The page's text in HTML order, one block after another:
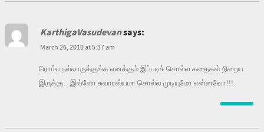
KarthigaVasudevansays:
March 26, 2010 at 5:37 am
ரொம்ப நல்லாருக்குங்க.எனக்கும் இப்படிச் சொல்ல கதைகள் நிறைய
இருக்கு…இவ்ளோ சுவாரஸ்யமா சொல்ல முடியுமோ என்னவோ!!!